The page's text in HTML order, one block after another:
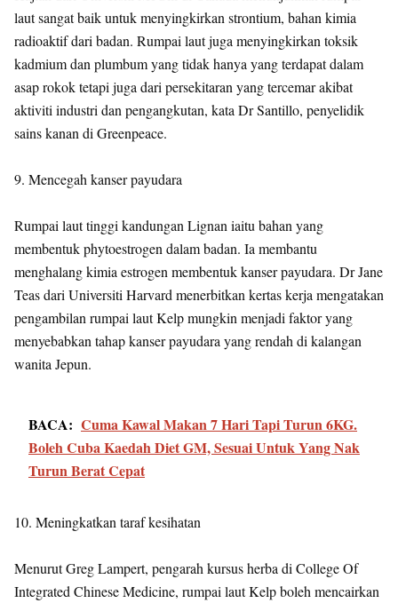
laut sangat baik untuk menyingkirkan strontium, bahan kimia
radioaktif dari badan. Rumpai laut juga menyingkirkan toksik
kadmium dan plumbum yang tidak hanya yang terdapat dalam
asap rokok tetapi juga dari persekitaran yang tercemar akibat
aktiviti industri dan pengangkutan, kata Dr Santillo, penyelidik
sains kanan di Greenpeace.
9. Mencegah kanser payudara
Rumpai laut tinggi kandungan Lignan iaitu bahan yang
membentuk phytoestrogen dalam badan. Ia membantu
menghalang kimia estrogen membentuk kanser payudara. Dr Jane
Teas dari Universiti Harvard menerbitkan kertas kerja mengatakan
pengambilan rumpai laut Kelp mungkin menjadi faktor yang
menyebabkan tahap kanser payudara yang rendah di kalangan
wanita Jepun.
BACA: Cuma Kawal Makan 7 Hari Tapi Turun 6KG.
Boleh Cuba Kaedah Diet GM, Sesuai Untuk Yang Nak
Turun Berat Cepat
10. Meningkatkan taraf kesihatan
Menurut Greg Lampert, pengarah kursus herba di College Of
Integrated Chinese Medicine, rumpai laut Kelp boleh mencairkan